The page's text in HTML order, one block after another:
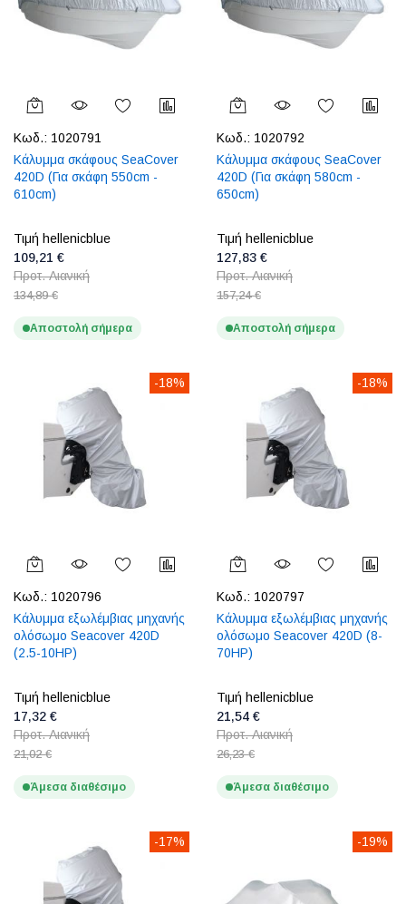
Κωδ.: 1020791
Κάλυμμα σκάφους SeaCover
420D (Για σκάφη 550cm -
610cm)
Τιμή hellenicblue
109,21 €
Προτ. Λιανική
134,89 €
Αποστολή σήμερα
Κωδ.: 1020792
Κάλυμμα σκάφους SeaCover
420D (Για σκάφη 580cm -
650cm)
Τιμή hellenicblue
127,83 €
Προτ. Λιανική
157,24 €
Αποστολή σήμερα
-18%
Κωδ.: 1020796
Κάλυμμα εξωλέμβιας μηχανής
ολόσωμο Seacover 420D
(2.5-10HP)
Τιμή hellenicblue
17,32 €
Προτ. Λιανική
21,02 €
Άμεσα διαθέσιμο
-18%
Κωδ.: 1020797
Κάλυμμα εξωλέμβιας μηχανής
ολόσωμο Seacover 420D (8-
70HP)
Τιμή hellenicblue
21,54 €
Προτ. Λιανική
26,23 €
Άμεσα διαθέσιμο
-17% -19%